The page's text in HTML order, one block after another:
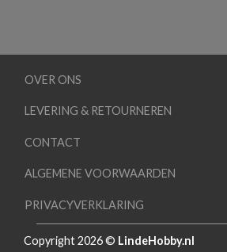
OVER ONS
LEVERING & RETOURNEREN
CONTACT
ALGEMENE VOORWAARDEN
PRIVACYVERKLARING
Copyright 2026 © LindeHobby.nl